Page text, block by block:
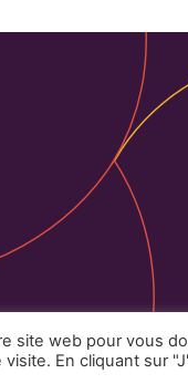
Instagram
site web pour vous
En cliquant sur